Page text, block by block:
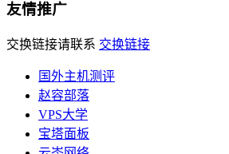
友情推广
交换链接请联系 交换链接
国外主机测评
赵容部落
VPS大学
宝塔面板